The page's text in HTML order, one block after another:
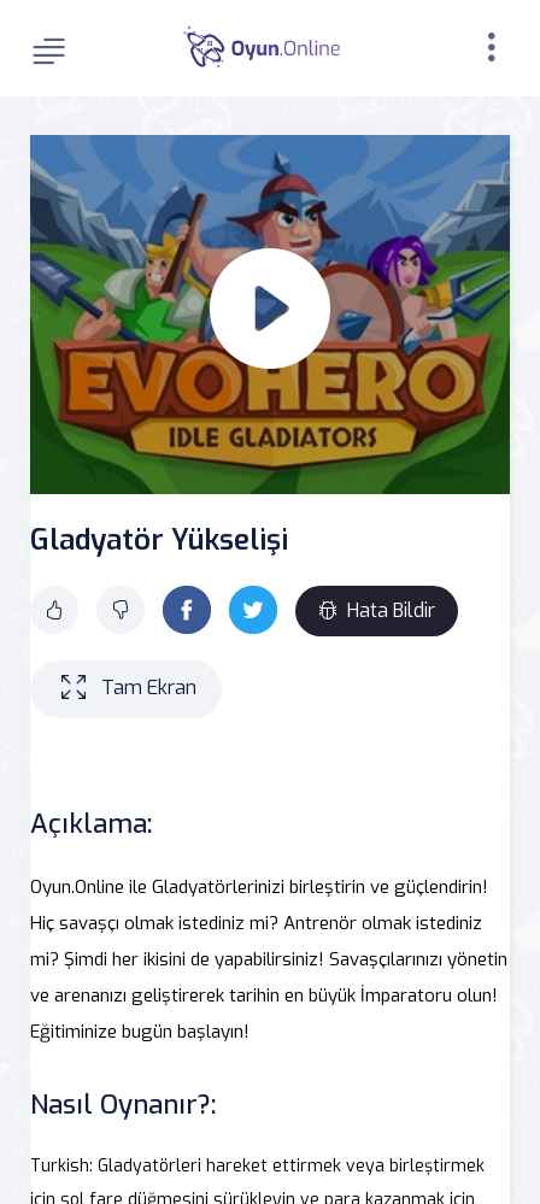
Gladyatör Yükselişi
Hata Bildir
Tam Ekran
Açıklama:
Oyun.Online ile Gladyatörlerinizi birleştirin ve güçlendirin!
Hiç savaşçı olmak istediniz mi? Antrenör olmak istediniz
mi? Şimdi her ikisini de yapabilirsiniz! Savaşçılarınızı yönetin
ve arenanızı geliştirerek tarihin en büyük İmparatoru olun!
Eğitiminize bugün başlayın!
Nasıl Oynanır?:
Turkish: Gladyatörleri hareket ettirmek veya birleştirmek